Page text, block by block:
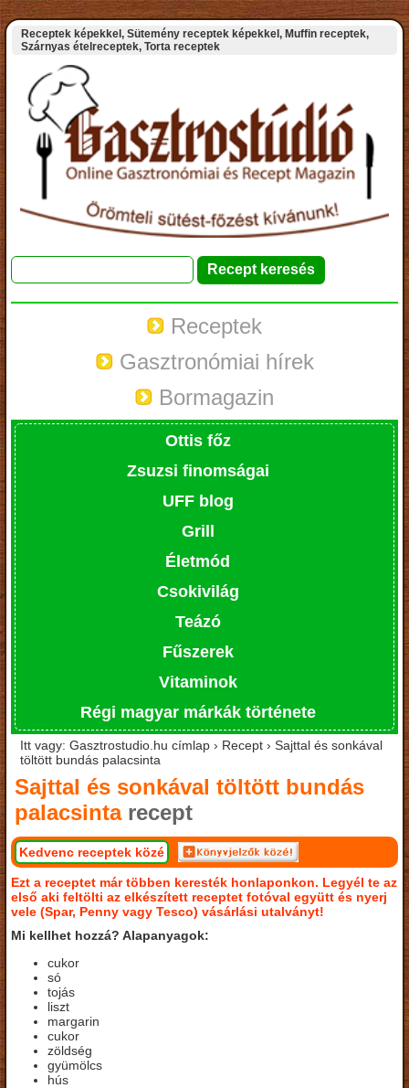
Receptek képekkel, Sütemény receptek képekkel, Muffin receptek,
Szárnyas ételreceptek, Torta receptek
Receptek
Gasztronómiai hírek
Bormagazin
Ottis főz
Zsuzsi finomságai
UFF blog
Grill
Életmód
Csokivilág
Teázó
Fűszerek
Vitaminok
Régi magyar márkák története
Itt vagy: Gasztrostudio.hu címlap › Recept › Sajttal és sonkával
töltött bundás palacsinta
Sajttal és sonkával töltött bundás
palacsintarecept
Kedvenc receptek közé
Ezt a receptet már többen keresték honlaponkon. Legyél te az
első aki feltölti az elkészített receptet fotóval együtt és nyerj
vele (Spar, Penny vagy Tesco) vásárlási utalványt!
Mi kellhet hozzá? Alapanyagok:
cukor
só
tojás
liszt
margarin
cukor
zöldség
gyümölcs
hús